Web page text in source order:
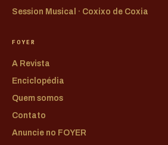
Session Musical · Coxixo de Coxia
FOYER
A Revista
Enciclopédia
Quem somos
Contato
Anuncie no FOYER